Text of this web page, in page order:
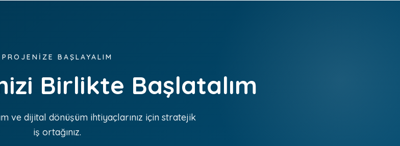
PROJENİZE BAŞLAYALIM
Birlikte Başlatalım
ve dijital dönüşüm ihtiyaçlarınız için stratejik
iş ortağınız.